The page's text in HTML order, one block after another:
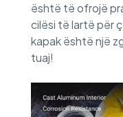
është të ofrojë
cilësi të lartë për
kapak është një
tuaj!